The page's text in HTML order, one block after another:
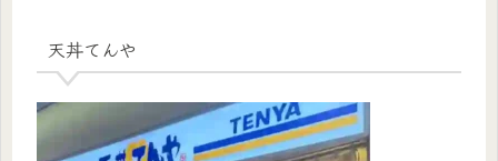
天丼てんや